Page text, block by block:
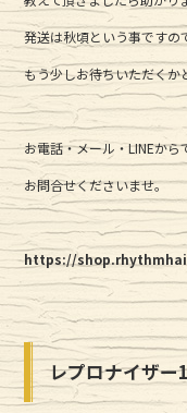
発送は秋頃という事ですの
もう少しお待ちいただくか
お電話・メール・LINEから
お問合せくださいませ。
https://
レプロナイザ